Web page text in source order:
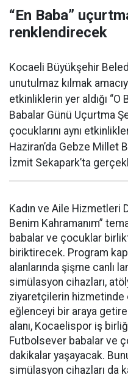
“En Baba”
renklendirecek
Kocaeli Büyükşehir
unutulmaz kılmak
etkinliklerin yer aldığı “O
Babalar Günü Uçurtma
çocuklarını aynı
Haziran’da Gebze Millet
İzmit Sekapark’ta
Kadın ve Aile Hizmetleri
Benim Kahramanım”
babalar ve çocuklar
biriktirecek. Program
alanlarında şişme canlı
simülasyon cihazları,
ziyaretçilerin hizmetinde
eğlenceyi bir araya
alanı, Kocaelispor iş
Futbolsever babalar ve
dakikalar yaşayacak.
simülasyon cihazları da